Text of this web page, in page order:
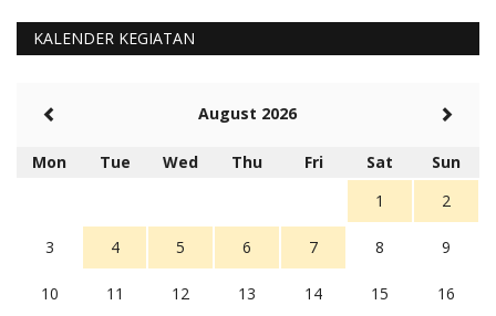
5 tahun Yang lalu
Rambu (rambu03@gmail.com)
Berita Polres Sumba Barat Mantap
5 tahun Yang lalu
Balas
16
KALENDER KEGIATAN
August 2026
Mon Tue Wed Thu Fri Sat
Sun
1
2
3 4 5 6 7 8 9
10 11 12 13 14 15 16